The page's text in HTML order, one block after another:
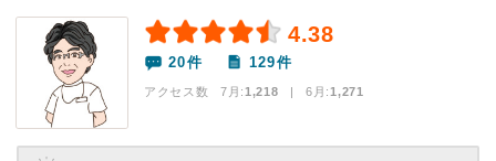
4.38
20件 129件
アクセス数 7月:1,218 | 6月:1,271